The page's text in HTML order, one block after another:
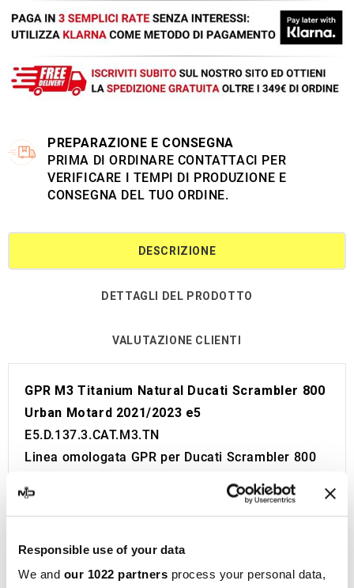
Responsible use of your data
We and our 1022 partners process your personal data,
PREPARAZIONE E CONSEGNA
PRIMA DI ORDINARE CONTATTACI PER
VERIFICARE I TEMPI DI PRODUZIONE E
CONSEGNA DEL TUO ORDINE.
DESCRIZIONE
DETTAGLI DEL PRODOTTO
VALUTAZIONE CLIENTI
GPR M3 Titanium Natural Ducati Scrambler 800
Urban Motard 2021/2023 e5
E5.D.137.3.CAT.M3.TN
Linea omologata GPR per Ducati Scrambler 800
Viene fornito con tutto il necessario per essere
Omologazione Europea e Svizzera (CEE).
Il catalizzatore è incluso.